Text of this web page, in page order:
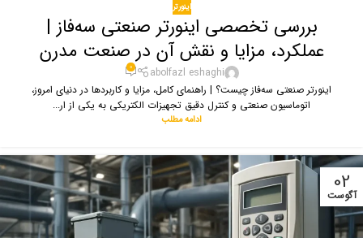
اینورتر
بررسی تخصصی اینورتر صنعتی سه‌فاز |
عملکرد، مزایا و نقش آن در صنعت مدرن
abolfazl eshaghi
0
اینورتر صنعتی سه‌فاز چیست؟ | راهنمای کامل، مزایا و کاربردها در دنیای امروز،
اتوماسیون صنعتی و کنترل دقیق تجهیزات الکتریکی به یکی از ار...
ادامه مطلب
02
آگوست